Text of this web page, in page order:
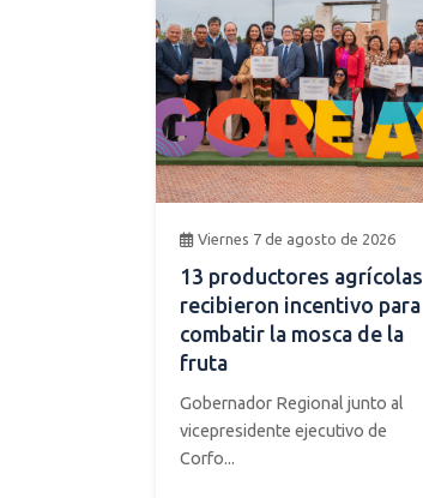
Viernes 7 de agosto de 2026
13 productores agrícolas
recibieron incentivo para
combatir la mosca de la
fruta
Gobernador Regional junto al
vicepresidente ejecutivo de
Corfo...